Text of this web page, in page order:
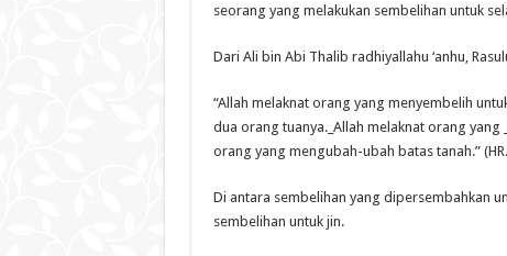
seorang yang melakukan sembelihan untuk
Dari Ali bin Abi Thalib radhiyallahu ‘anhu,
“Allah melaknat orang yang menyembelih
dua orang tuanya._Allah melaknat orang yang
orang yang mengubah-ubah batas tanah.”
Di antara sembelihan yang dipersembahkan
sembelihan untuk jin.